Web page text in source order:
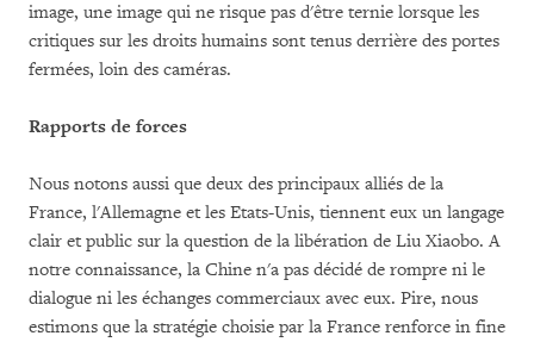
image, une image qui ne risque pas d'être ternie lorsque les
critiques sur les droits humains sont tenus derrière des portes
fermées, loin des caméras.
Rapports de forces
Nous notons aussi que deux des principaux alliés de la
France, l'Allemagne et les Etats-Unis, tiennent eux un langage
clair et public sur la question de la libération de Liu Xiaobo. A
notre connaissance, la Chine n'a pas décidé de rompre ni le
dialogue ni les échanges commerciaux avec eux. Pire, nous
estimons que la stratégie choisie par la France renforce in fine